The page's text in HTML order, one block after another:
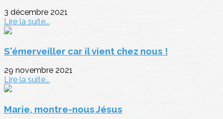
3 décembre 2021
Lire la suite...
S'émerveiller car il vient chez nous !
29 novembre 2021
Lire la suite...
Marie, montre-nous Jésus